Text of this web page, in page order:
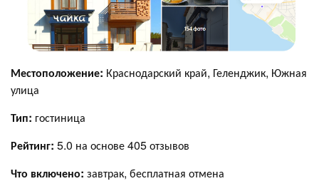
Местоположение: Краснодарский край, Геленджик, Южная
улица
Тип: гостиница
Рейтинг: 5.0 на основе 405 отзывов
Что включено: завтрак, бесплатная отмена